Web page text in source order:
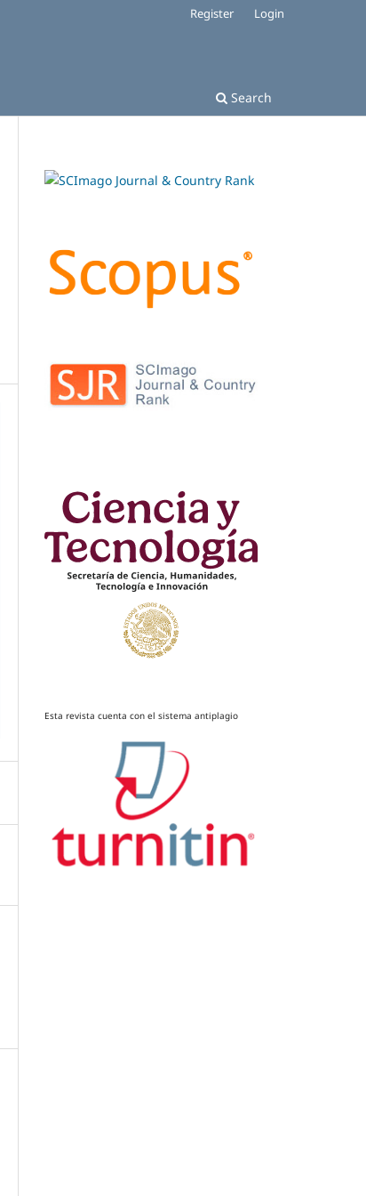
Search
Register Login
Esta revista cuenta con el sistema antiplagio